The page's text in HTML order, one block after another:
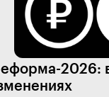
2026: